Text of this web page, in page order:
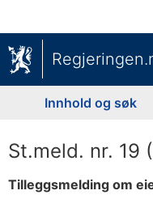
Innhold og søk
St.meld. nr. 19
Tilleggsmelding om